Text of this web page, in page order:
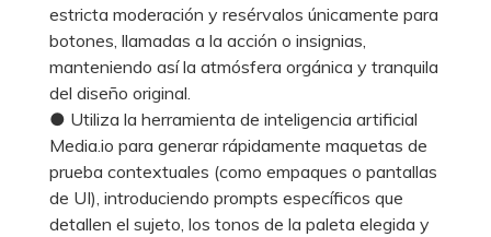
estricta moderación y resérvalos únicamente para
botones, llamadas a la acción o insignias,
manteniendo así la atmósfera orgánica y tranquila
del diseño original.
● Utiliza la herramienta de inteligencia artificial
Media.io para generar rápidamente maquetas de
prueba contextuales (como empaques o pantallas
de UI), introduciendo prompts específicos que
detallen el sujeto, los tonos de la paleta elegida y